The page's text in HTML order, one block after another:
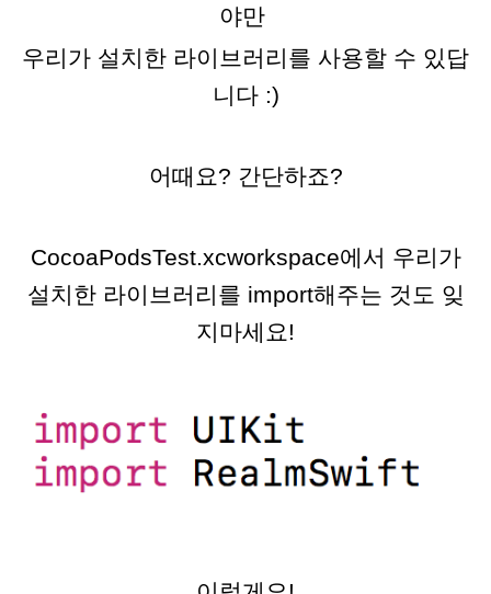
야만
우리가 설치한 라이브러리를 사용할 수 있답
니다 :)
어때요? 간단하죠?
CocoaPodsTest.xcworkspace에서 우리가
설치한 라이브러리를 import해주는 것도 잊
지마세요!